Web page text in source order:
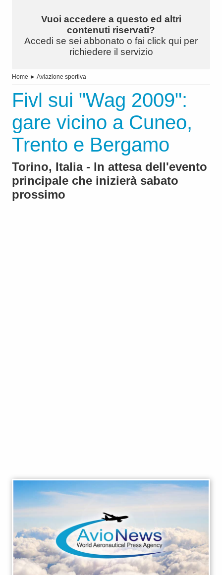
Vuoi accedere a questo ed altri
contenuti riservati?
Accedi se sei abbonato o fai click qui per
richiedere il servizio
Home ► Aviazione sportiva
Fivl sui "Wag 2009":
gare vicino a Cuneo,
Trento e Bergamo
Torino, Italia - In attesa dell'evento
principale che inizierà sabato
prossimo